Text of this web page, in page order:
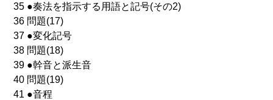
35 ●奏法を指示する用語と記号(その2)
36 問題(17)
37 ●変化記号
38 問題(18)
39 ●幹音と派生音
40 問題(19)
41 ●音程